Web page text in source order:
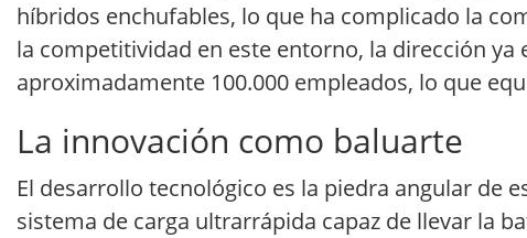
híbridos enchufables, lo que ha complicado la
la competitividad en este entorno, la dirección
aproximadamente 100.000 empleados, lo que
La innovación como baluarte
El desarrollo tecnológico es la piedra angular de
sistema de carga ultrarrápida capaz de llevar la